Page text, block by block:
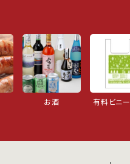
お酒 有料ビニ